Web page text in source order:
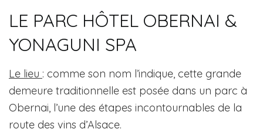
LE PARC HÔTEL OBERNAI &
YONAGUNI SPA
Le lieu : comme son nom l’indique, cette grande
demeure traditionnelle est posée dans un parc à
Obernai, l’une des étapes incontournables de la
route des vins d’Alsace.